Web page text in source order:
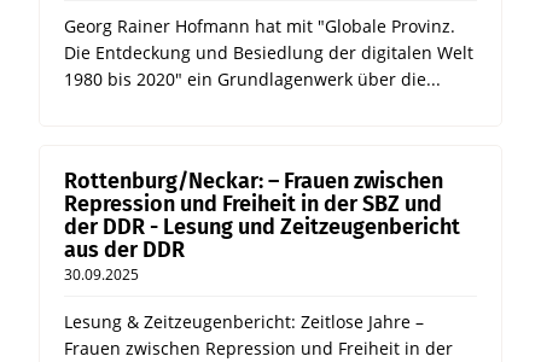
Georg Rainer Hofmann hat mit "Globale Provinz.
Die Entdeckung und Besiedlung der digitalen Welt
1980 bis 2020" ein Grundlagenwerk über die...
Rottenburg/Neckar: – Frauen zwischen
Repression und Freiheit in der SBZ und
der DDR - Lesung und Zeitzeugenbericht
aus der DDR
30.09.2025
Lesung & Zeitzeugenbericht: Zeitlose Jahre –
Frauen zwischen Repression und Freiheit in der